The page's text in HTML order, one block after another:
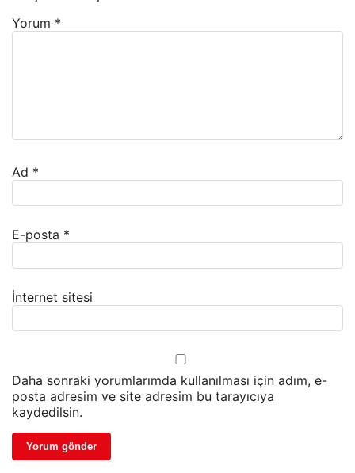
Yorum *
Ad *
E-posta *
İnternet sitesi
Daha sonraki yorumlarımda kullanılması için adım, e-
posta adresim ve site adresim bu tarayıcıya
kaydedilsin.